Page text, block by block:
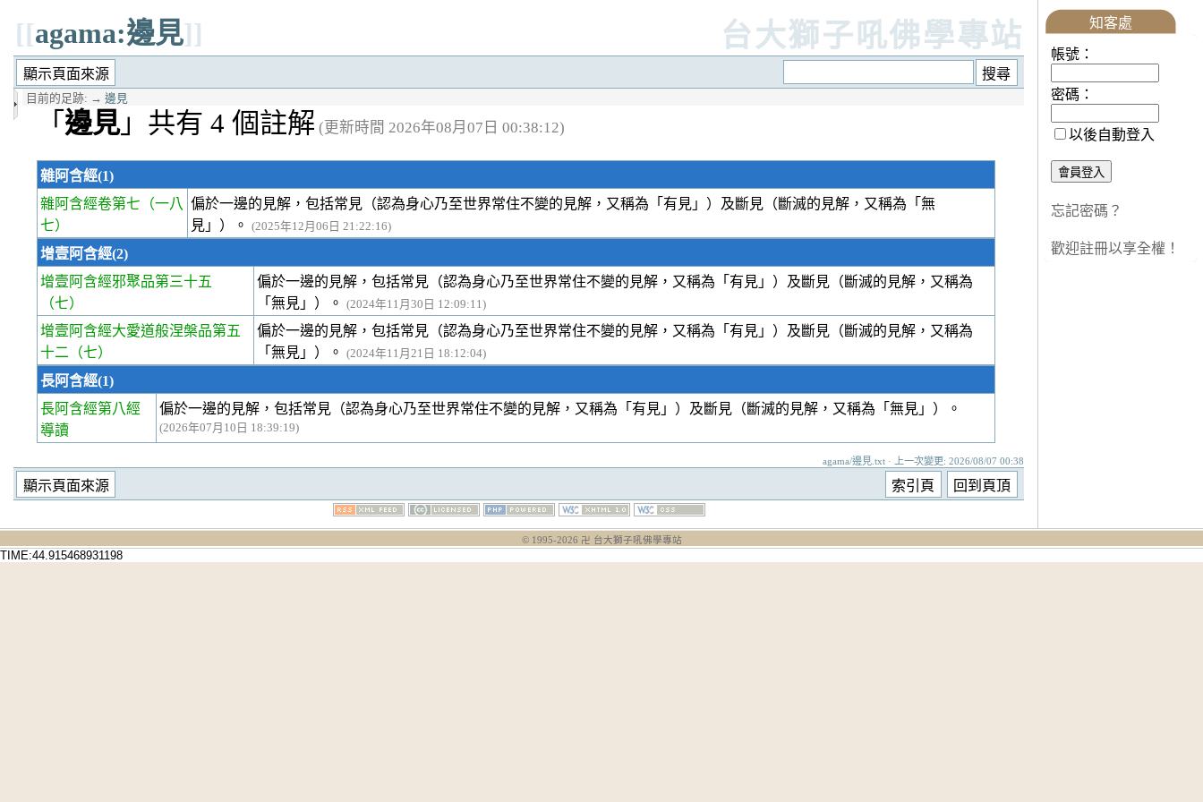
[[agama:邊見]] 台大獅子吼佛學專站
目前的足跡: → 邊見
「 邊見」共有 4 個註解 (更新時間 2026年08月07日 00:38:12)
雜阿含經(1)
雜阿含經卷第七 （一八
七）
偏於一邊的見解，包括常見（認為身心乃至世界常住不變的見解，又稱為「有見」）及斷見（斷滅的見解，又稱為「無
見」）。
(2025年12月06日 21:22:16)
增壹阿含經(2)
增壹阿含經邪聚品第三十五
（七）
偏於一邊的見解，包括常見（認為身心乃至世界常住不變的見解，又稱為「有見」）及斷見（斷滅的見解，又稱為
「無見」）。
(2024年11月30日 12:09:11)
增壹阿含經大愛道般涅槃品第五
十二 （七）
偏於一邊的見解，包括常見（認為身心乃至世界常住不變的見解，又稱為「有見」）及斷見（斷滅的見解，又稱為
「無見」）。
(2024年11月21日 18:12:04)
長阿含經(1)
長阿含經第八經
導讀
偏於一邊的見解，包括常見（認為身心乃至世界常住不變的見解，又稱為「有見」）及斷見（斷滅的見解，又稱為「無見」）。
(2026年07月10日 18:39:19)
agama/邊見.txt · 上一次變更: 2026/08/07 00:38
知客處
帳號：
密碼：
以後自動登入
忘記密碼？
歡迎註冊以享全權！
© 1995-2026 卍 台大獅子吼佛學專站
TIME:44.915468931198